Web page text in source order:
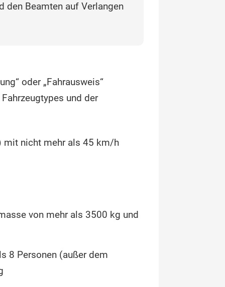
den Beamten auf Verlangen
oder „Fahrausweis“
und der
mit nicht mehr als 45 km/h
von mehr als 3500 kg und
8 Personen (außer dem